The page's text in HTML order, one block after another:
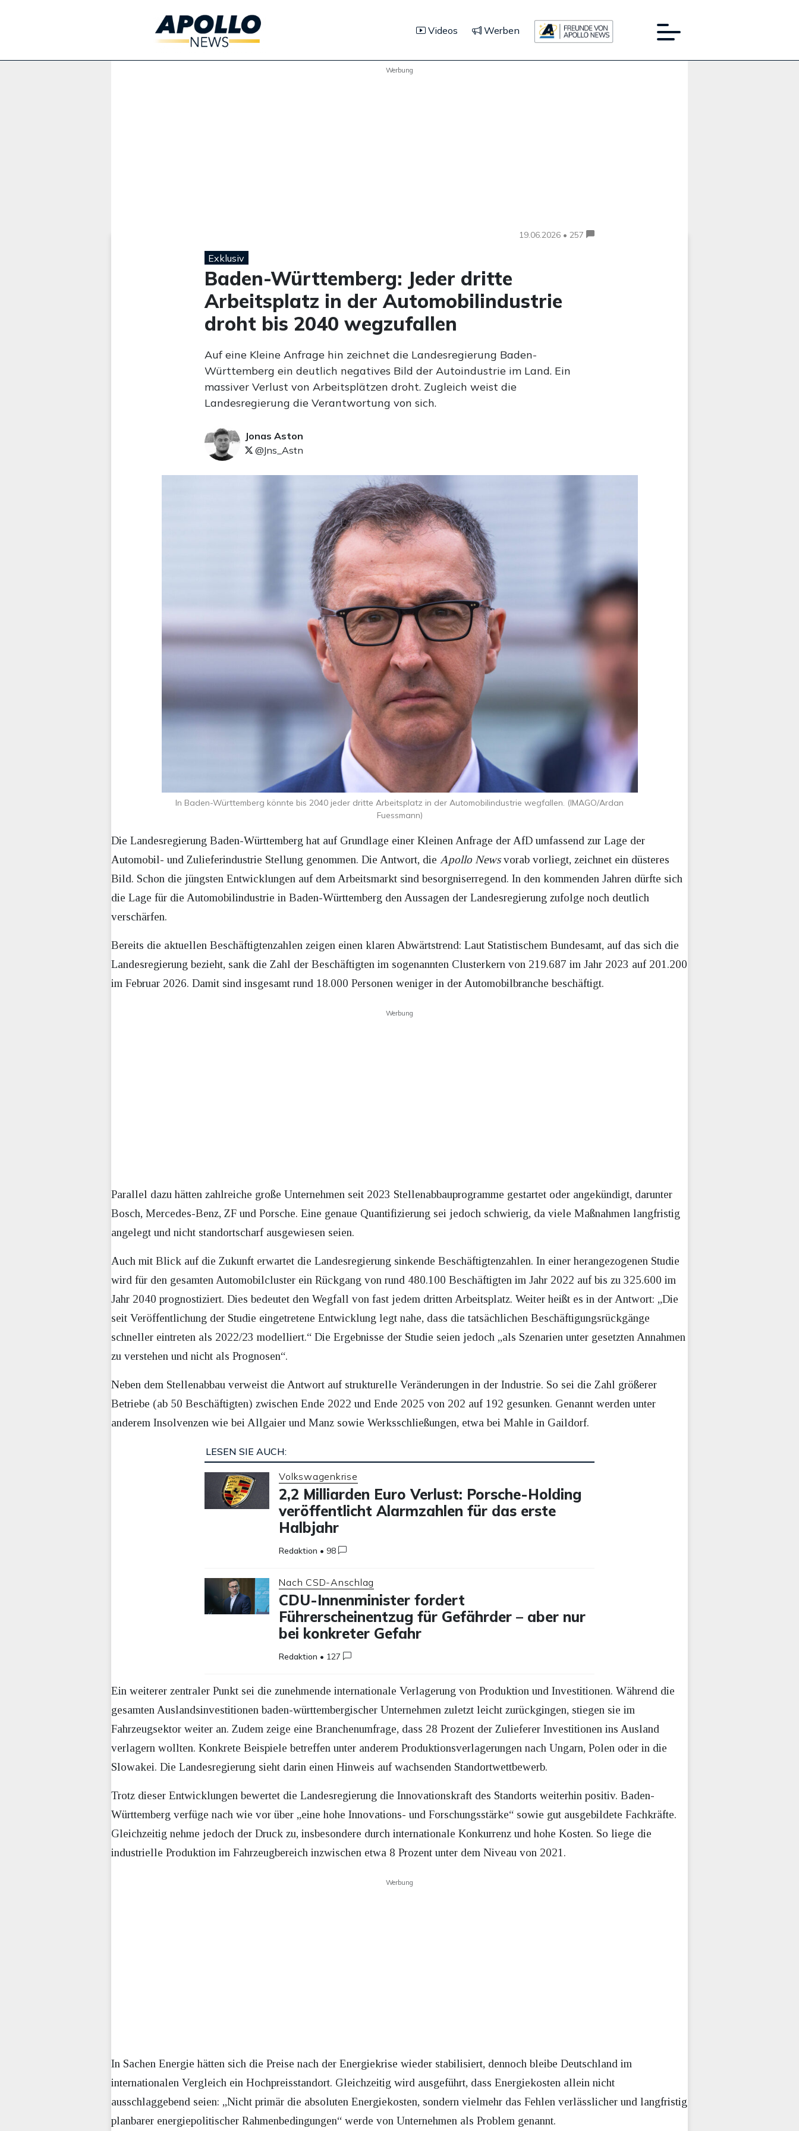
Videos Werben
Werbung
19.06.2026 • 257
Exklusiv
Baden-Württemberg: Jeder dritte
Arbeitsplatz in der Automobilindustrie
droht bis 2040 wegzufallen
Auf eine Kleine Anfrage hin zeichnet die Landesregierung Baden-
Württemberg ein deutlich negatives Bild der Autoindustrie im Land. Ein
massiver Verlust von Arbeitsplätzen droht. Zugleich weist die
Landesregierung die Verantwortung von sich.
Jonas Aston
@Jns_Astn
In Baden-Württemberg könnte bis 2040 jeder dritte Arbeitsplatz in der Automobilindustrie wegfallen. (IMAGO/Ardan
Fuessmann)
Die Landesregierung Baden-Württemberg hat auf Grundlage einer Kleinen Anfrage der AfD umfassend zur Lage der
Automobil- und Zulieferindustrie Stellung genommen. Die Antwort, die Apollo Newsvorab vorliegt, zeichnet ein düsteres
Bild. Schon die jüngsten Entwicklungen auf dem Arbeitsmarkt sind besorgniserregend. In den kommenden Jahren dürfte sich
die Lage für die Automobilindustrie in Baden-Württemberg den Aussagen der Landesregierung zufolge noch deutlich
verschärfen.
Bereits die aktuellen Beschäftigtenzahlen zeigen einen klaren Abwärtstrend: Laut Statistischem Bundesamt, auf das sich die
Landesregierung bezieht, sank die Zahl der Beschäftigten im sogenannten Clusterkern von 219.687 im Jahr 2023 auf 201.200
im Februar 2026. Damit sind insgesamt rund 18.000 Personen weniger in der Automobilbranche beschäftigt.
Werbung
Parallel dazu hätten zahlreiche große Unternehmen seit 2023 Stellenabbauprogramme gestartet oder angekündigt, darunter
Bosch, Mercedes-Benz, ZF und Porsche. Eine genaue Quantifizierung sei jedoch schwierig, da viele Maßnahmen langfristig
angelegt und nicht standortscharf ausgewiesen seien.
Auch mit Blick auf die Zukunft erwartet die Landesregierung sinkende Beschäftigtenzahlen. In einer herangezogenen Studie
wird für den gesamten Automobilcluster ein Rückgang von rund 480.100 Beschäftigten im Jahr 2022 auf bis zu 325.600 im
Jahr 2040 prognostiziert. Dies bedeutet den Wegfall von fast jedem dritten Arbeitsplatz. Weiter heißt es in der Antwort: „Die
seit Veröffentlichung der Studie eingetretene Entwicklung legt nahe, dass die tatsächlichen Beschäftigungsrückgänge
schneller eintreten als 2022/23 modelliert.“ Die Ergebnisse der Studie seien jedoch „als Szenarien unter gesetzten Annahmen
zu verstehen und nicht als Prognosen“.
Neben dem Stellenabbau verweist die Antwort auf strukturelle Veränderungen in der Industrie. So sei die Zahl größerer
Betriebe (ab 50 Beschäftigten) zwischen Ende 2022 und Ende 2025 von 202 auf 192 gesunken. Genannt werden unter
anderem Insolvenzen wie bei Allgaier und Manz sowie Werksschließungen, etwa bei Mahle in Gaildorf.
LESEN SIE AUCH:
Volkswagenkrise
2,2 Milliarden Euro Verlust: Porsche-Holding
veröffentlicht Alarmzahlen für das erste
Halbjahr
Redaktion • 98
Nach CSD-Anschlag
CDU-Innenminister fordert
Führerscheinentzug für Gefährder – aber nur
bei konkreter Gefahr
Redaktion • 127
Ein weiterer zentraler Punkt sei die zunehmende internationale Verlagerung von Produktion und Investitionen. Während die
gesamten Auslandsinvestitionen baden-württembergischer Unternehmen zuletzt leicht zurückgingen, stiegen sie im
Fahrzeugsektor weiter an. Zudem zeige eine Branchenumfrage, dass 28 Prozent der Zulieferer Investitionen ins Ausland
verlagern wollten. Konkrete Beispiele betreffen unter anderem Produktionsverlagerungen nach Ungarn, Polen oder in die
Slowakei. Die Landesregierung sieht darin einen Hinweis auf wachsenden Standortwettbewerb.
Trotz dieser Entwicklungen bewertet die Landesregierung die Innovationskraft des Standorts weiterhin positiv. Baden-
Württemberg verfüge nach wie vor über „eine hohe Innovations- und Forschungsstärke“ sowie gut ausgebildete Fachkräfte.
Gleichzeitig nehme jedoch der Druck zu, insbesondere durch internationale Konkurrenz und hohe Kosten. So liege die
industrielle Produktion im Fahrzeugbereich inzwischen etwa 8 Prozent unter dem Niveau von 2021.
Werbung
In Sachen Energie hätten sich die Preise nach der Energiekrise wieder stabilisiert, dennoch bleibe Deutschland im
internationalen Vergleich ein Hochpreisstandort. Gleichzeitig wird ausgeführt, dass Energiekosten allein nicht
ausschlaggebend seien: „Nicht primär die absoluten Energiekosten, sondern vielmehr das Fehlen verlässlicher und langfristig
planbarer energiepolitischer Rahmenbedingungen“ werde von Unternehmen als Problem genannt.